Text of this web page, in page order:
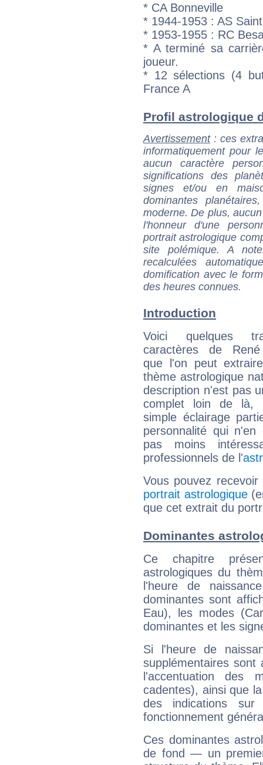
* CA Bonneville
* 1944-1953 : AS
* 1953-1955 : RC
* A terminé sa
joueur.
* 12 sélections (4
France A
Profil astrologique
Avertissement: ces
informatiquement pour
aucun caractère
significations des
signes et/ou en
dominantes
moderne. De plus,
l'honneur d'une
portrait astrologique
site polémique. A
recalculées
domification avec le
des heures connues.
Introduction
Voici quelques
caractères de
que l'on peut
thème astrologique
description n'est pas
complet loin de là,
simple éclairage
personnalité qui n'en
pas moins
professionnels de l'
Vous pouvez
portrait astrologique
que cet extrait du
Dominantes
Ce chapitre
astrologiques du
l'heure de
dominantes sont
Eau), les modes
dominantes et les
Si l'heure de
supplémentaires sont
l'accentuation des
cadentes), ainsi que
des indications sur
fonctionnement
Ces dominantes
de fond — un